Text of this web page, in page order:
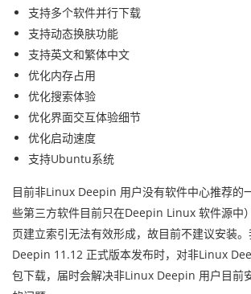
支持多个软件并行下载
支持动态换肤功能
支持英文和繁体中文
优化内存占用
优化搜索体验
优化界面交互体验细节
优化启动速度
支持Ubuntu系统
目前非Linux Deepin 用户没有软件中心推荐的
些第三方软件目前只在Deepin Linux 软件源中
页建立索引无法有效形成，故目前不建议安装
Deepin 11.12 正式版本发布时，对非Linux
包下载，届时会解决非Linux Deepin 用户目前